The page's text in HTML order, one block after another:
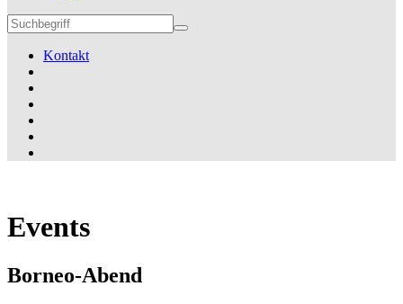
Kontakt
Events
Borneo-Abend